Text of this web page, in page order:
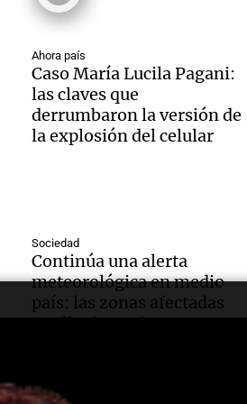
Ahora país
Caso María Lucila Pagani:
las claves que
derrumbaron la versión de
la explosión del celular
Sociedad
Continúa una alerta
meteorológica en medio
país: las zonas afectadas
por lluvias y vientos